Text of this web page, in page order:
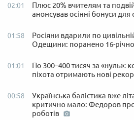
02:01
Плюс 20% вчителям та
анонсував осінні бонуси для
01:58
Росіяни вдарили по
Одещини: поранено 16-
01:01
По 300–400 тисяч за «нуль»:
піхота отримають нові
00:58
Українська балістика вже
критично мало: Федоров про
роботів